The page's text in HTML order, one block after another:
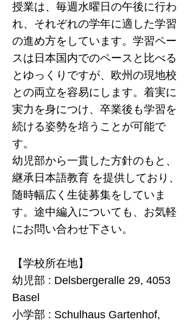
授業は、毎週水曜日の午後に行わ
れ、それぞれの学年に適した学習
の進め方をしています。学習ペー
スは日本国内でのペースと比べる
とゆっくりですが、欧州の現地校
との両立を容易にします。着実に
実力を身につけ、卒業後も学習を
続ける姿勢を培うことが可能で
す。
幼児部から一貫した方針のもと、
継承日本語教育 を提供しており、
随時幅広く生徒募集をしていま
す。途中編入についても、お気軽
にお問い合わせ下さい。
【学校所在地】
幼児部 : Delsbergeralle 29, 4053
Basel
小学部 : Schulhaus Gartenhof,